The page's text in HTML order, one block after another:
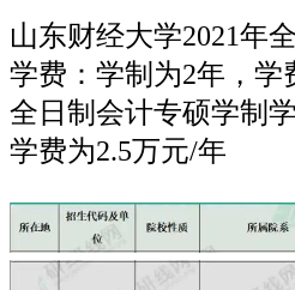
山东财经大学2021年
学费：学制为2年，学
全日制会计专硕学制
学费为2.5万元/年